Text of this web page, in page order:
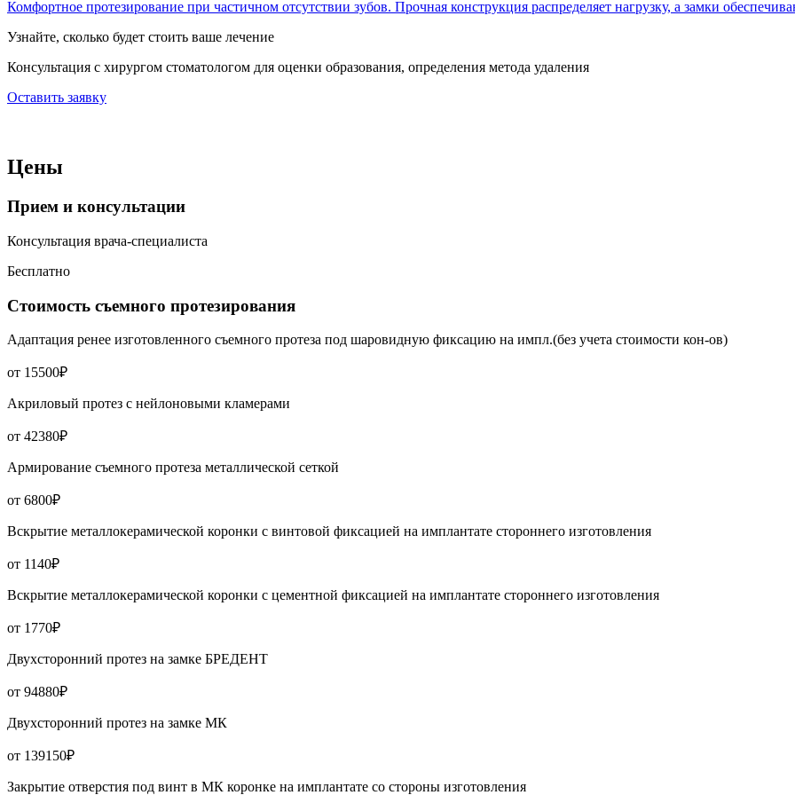
Комфортное протезирование при частичном отсутствии зубов. Прочная конструкция распределяет нагрузку, а замки
Узнайте, сколько будет стоить ваше лечение
Консультация с хирургом стоматологом для оценки образования, определения метода удаления
Оставить заявку
Цены
Прием и консультации
Консультация врача-специалиста
Бесплатно
Стоимость съемного протезирования
Адаптация ренее изготовленного съемного протеза под шаровидную фиксацию на импл.(без учета стоимости кон-ов)
от 15500₽
Акриловый протез с нейлоновыми кламерами
от 42380₽
Армирование съемного протеза металлической сеткой
от 6800₽
Вскрытие металлокерамической коронки с винтовой фиксацией на имплантате стороннего изготовления
от 1140₽
Вскрытие металлокерамической коронки с цементной фиксацией на имплантате стороннего изготовления
от 1770₽
Двухсторонний протез на замке БРЕДЕНТ
от 94880₽
Двухсторонний протез на замке МК
от 139150₽
Закрытие отверстия под винт в МК коронке на имплантате со стороны изготовления